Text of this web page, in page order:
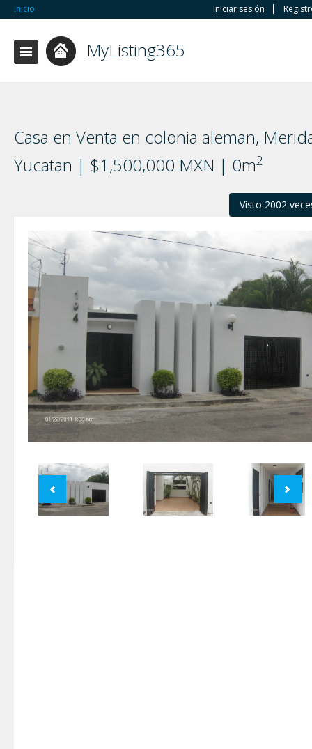
Inicio Iniciar sesión
MyListing365
Casa en Venta en colonia aleman,
Yucatan | $1,500,000 MXN | 0m2
Visto 2002